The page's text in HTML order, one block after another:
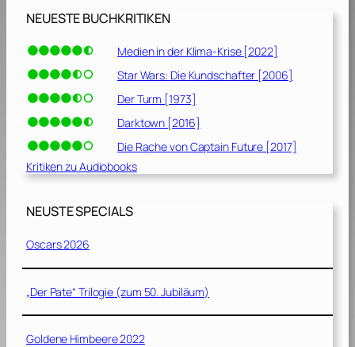
NEUESTE BUCHKRITIKEN
Medien in der Klima-Krise [2022]
Star Wars: Die Kundschafter [2006]
Der Turm [1973]
Darktown [2016]
Die Rache von Captain Future [2017]
Kritiken zu Audiobooks
NEUSTE SPECIALS
Oscars 2026
„Der Pate“ Trilogie (zum 50. Jubiläum)
Goldene Himbeere 2022